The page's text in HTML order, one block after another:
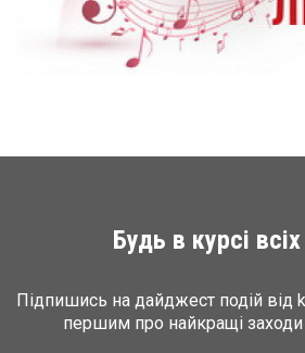
Будь в курсі
Підпишись на дайджест подій від
першим про найкращі заходи